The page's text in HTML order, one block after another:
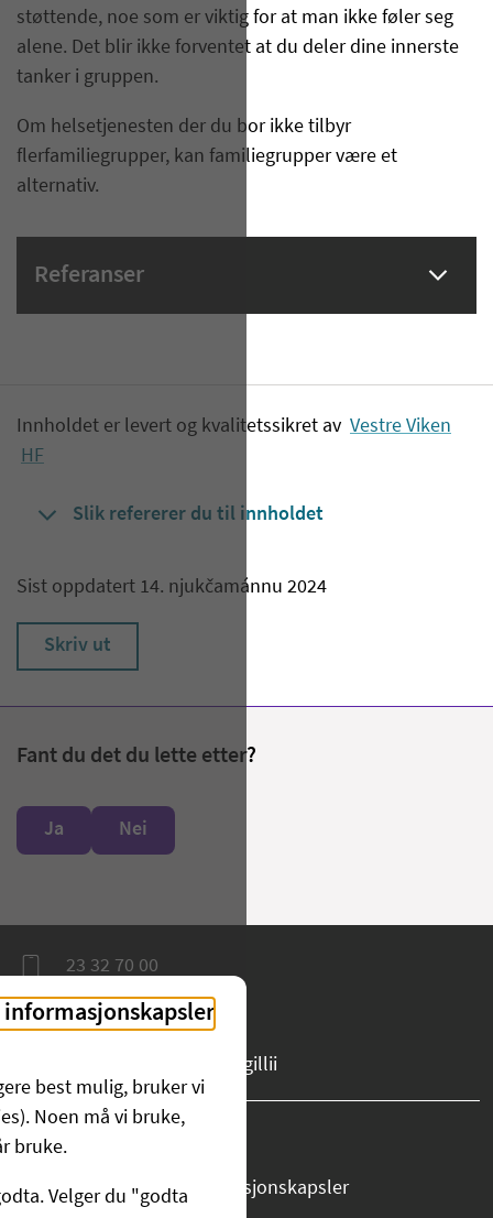
støttende, noe som er viktig for at man ikke føler seg
alene. Det blir ikke forventet at du deler dine innerste
tanker i gruppen.
Om helsetjenesten der du bor ikke tilbyr
flerfamiliegrupper, kan familiegrupper være et
alternativ.
Referanser
Innholdet er levert og kvalitetssikret av Vestre Viken
HF
Slik refererer du til innholdet
Sist oppdatert 14. njukčamánnu 2024
Skriv ut
Fant du det du lette etter?
Ja Nei